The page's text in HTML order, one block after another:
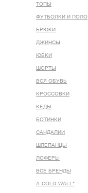
ТОПЫ
ФУТБОЛКИ И ПОЛО
БРЮКИ
ДЖИНСЫ
ЮБКИ
ШОРТЫ
ВСЯ ОБУВЬ
КРОССОВКИ
КЕДЫ
БОТИНКИ
САНДАЛИИ
ШЛЕПАНЦЫ
ЛОФЕРЫ
ВСЕ БРЕНДЫ
A-COLD-WALL*